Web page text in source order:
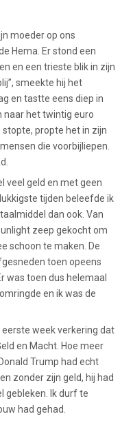
moeder op ons
Hema. Er stond een
en een trieste blik in zijn
smeekte hij het
en tastte eens diep in
naar het twintig euro
propte het in zijn
die voorbijliepen.
veel geld en met geen
tijden beleefde ik
dan ook. Van
zeep gekocht om
schoon te maken. De
toen opeens
was toen dus helemaal
en ik was de
week verkering dat
en Macht. Hoe meer
Trump had echt
zonder zijn geld, hij had
gebleken. Ik durf te
had gehad.